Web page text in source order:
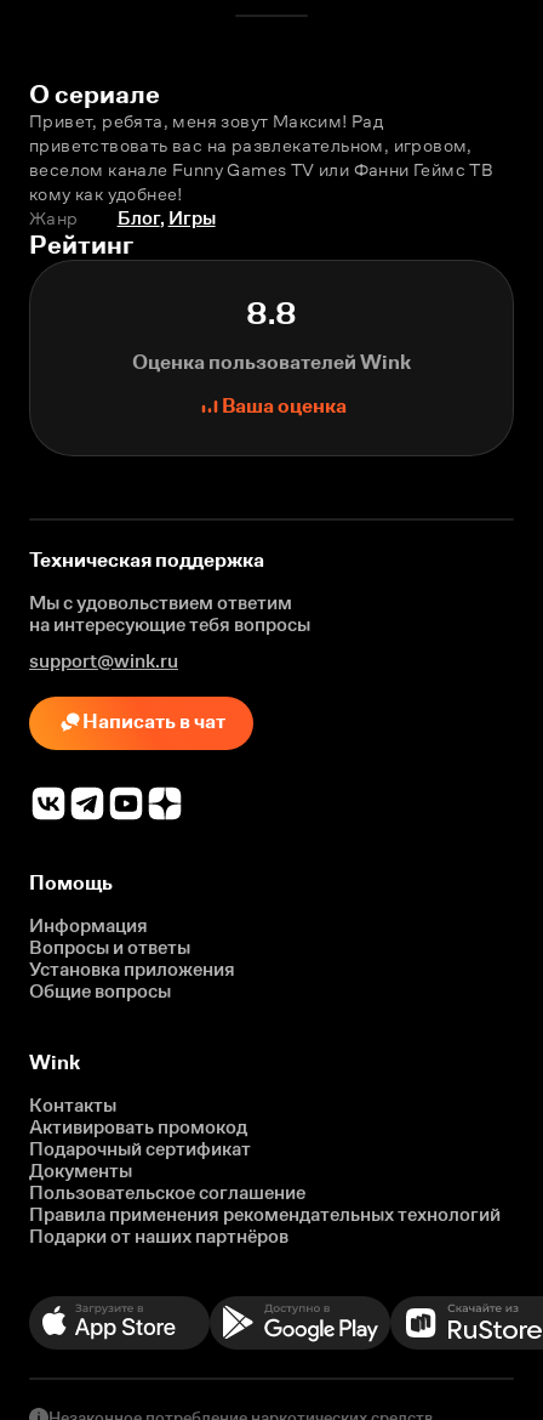
О сериале
Привет, ребята, меня зовут Максим! Рад
приветствовать вас на развлекательном, игровом,
веселом канале Funny Games TV или Фанни Геймс ТВ
кому как удобнее!
Жанр
Блог, Игры
Рейтинг
8.8
Оценка пользователей Wink
Ваша оценка
Техническая поддержка
Мы с удовольствием ответим
на интересующиетебя вопросы
support@wink.ru
Написать в чат
Помощь
Информация
Вопросы и ответы
Установка приложения
Общие вопросы
Wink
Контакты
Активировать промокод
Подарочный сертификат
Документы
Пользовательское соглашение
Правила применения рекомендательных технологий
Подарки от наших партнёров